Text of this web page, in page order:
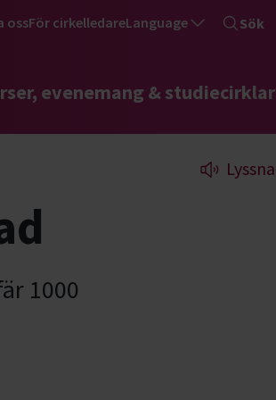
ossFör cirkelledareLanguage Sök
evenemang & studiecirklar
Lyssna
1000